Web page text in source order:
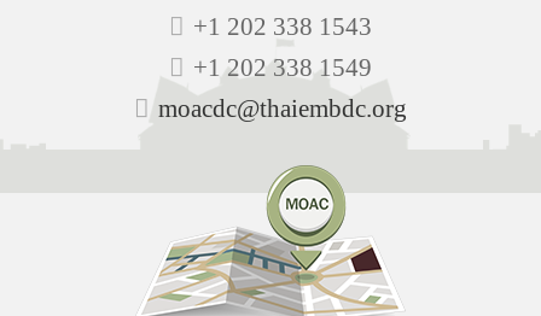
+1 202 338 1543
+1 202 338 1549
moacdc@thaiembdc.org